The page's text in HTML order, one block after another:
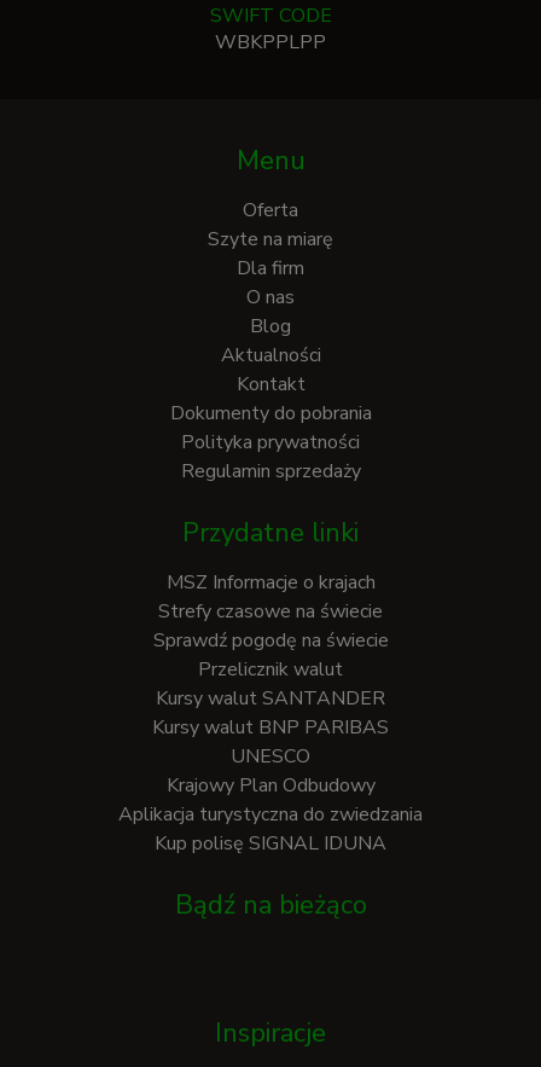
SWIFT CODE
WBKPPLPP
Menu
Oferta
Szyte na miarę
Dla firm
O nas
Blog
Aktualności
Kontakt
Dokumenty do pobrania
Polityka prywatności
Regulamin sprzedaży
Przydatne linki
MSZ Informacje o krajach
Strefy czasowe na świecie
Sprawdź pogodę na świecie
Przelicznik walut
Kursy walut SANTANDER
Kursy walut BNP PARIBAS
UNESCO
Krajowy Plan Odbudowy
Aplikacja turystyczna do zwiedzania
Kup polisę SIGNAL IDUNA
Bądź na bieżąco
Inspiracje